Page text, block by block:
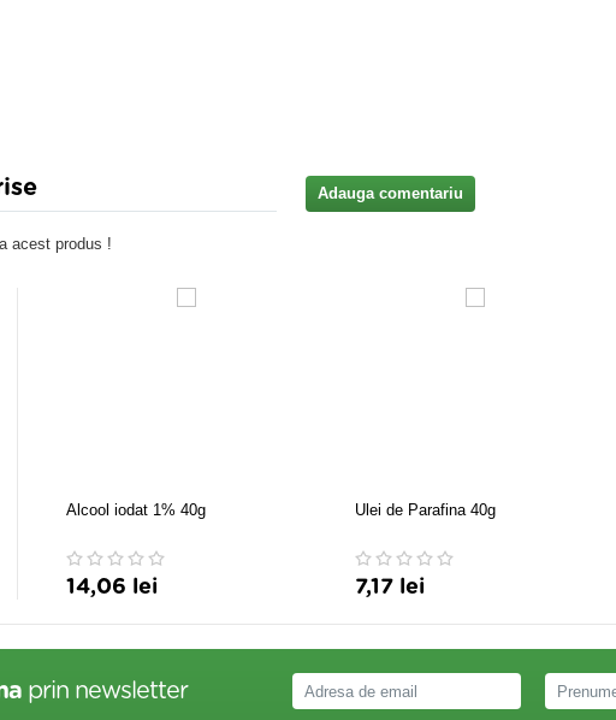
Adauga comentariu
acest produs !
Alcool iodat 1% 40g
14,06 lei
Ulei de Parafina 40g
7,17 lei
prin newsletter